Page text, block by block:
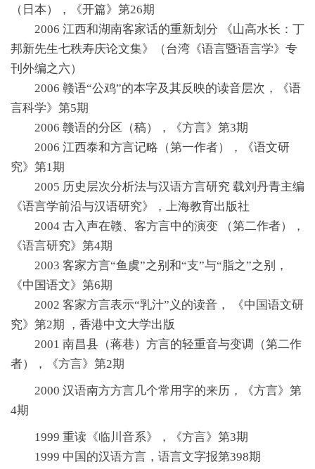
（日本），《开篇》第26期
2006 江西和湖南客家话的重新划分 《山高水长：丁
邦新先生七秩寿庆论文集》（台湾《语言暨语言学》专
刊外编之六）
2006 赣语“公鸡”的本字及其反映的读音层次，《语
言科学》第5期
2006 赣语的分区（稿），《方言》第3期
2006 江西泰和方言记略（第一作者），《语文研
究》第1期
2005 历史层次分析法与汉语方言研究 载刘丹青主编
《语言学前沿与汉语研究》，上海教育出版社
2004 古入声在赣、客方言中的演变 （第二作者），
《语言研究》第4期
2003 客家方言“鱼虞”之别和“支”与“脂之”之别，
《中国语文》第6期
2002 客家方言表示“乳汁”义的读音， 《中国语文研
究》第2期 ，香港中文大学出版
2001 南昌县（蒋巷）方言的轻重音与变调（第二作
者），《方言》第2期
2000 汉语南方方言几个常用字的来历，《方言》第
4期
1999 重读《临川音系》，《方言》第3期
1999 中国的汉语方言，语言文字报第398期